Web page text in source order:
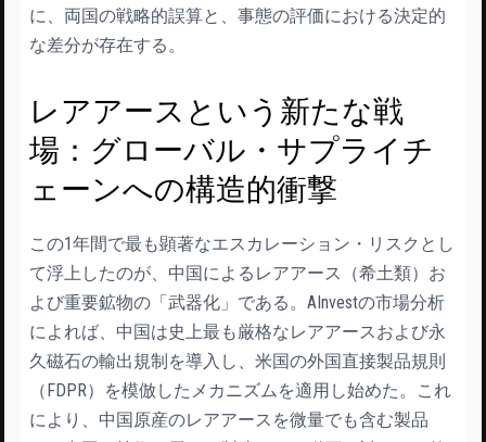
に、両国の戦略的誤算と、事態の評価における決定的
な差分が存在する。
レアアースという新たな戦
場：グローバル・サプライチ
ェーンへの構造的衝撃
この1年間で最も顕著なエスカレーション・リスクとし
て浮上したのが、中国によるレアアース（希土類）お
よび重要鉱物の「武器化」である。AInvestの市場分析
によれば、中国は史上最も厳格なレアアースおよび永
久磁石の輸出規制を導入し、米国の外国直接製品規則
（FDPR）を模倣したメカニズムを適用し始めた。これ
により、中国原産のレアアースを微量でも含む製品